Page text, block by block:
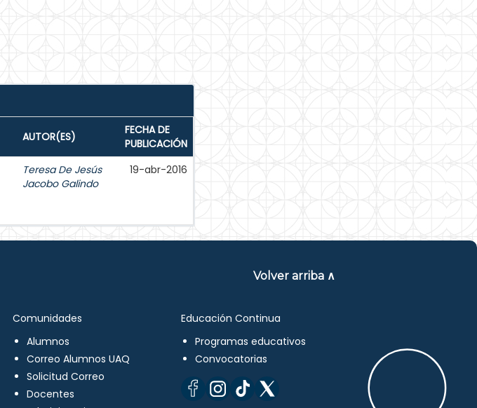
AUTOR(ES)
FECHA DE
PUBLICACIÓN
Teresa De Jesús
Jacobo Galindo
19-abr-2016
Volver arriba ∧
Comunidades
Alumnos
Correo Alumnos UAQ
Solicitud Correo
Docentes
Educación Continua
Programas educativos
Convocatorias